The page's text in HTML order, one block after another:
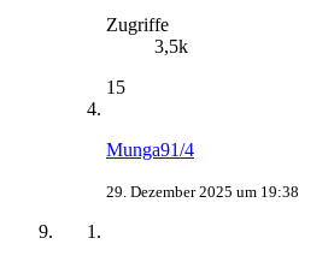
Zugriffe
3,5k
15
Munga91/4
29. Dezember 2025 um 19:38